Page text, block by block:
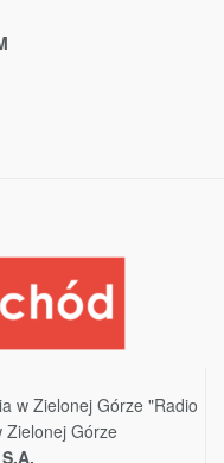
w Zielonej Górze "Radio
Zielonej Górze